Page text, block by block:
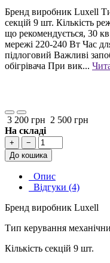
Бренд виробник Luxell
секцій 9 шт. Кількість
що рекомендується, 30
мережі 220-240 Вт Час
підлоговий Важливі
обігрівача При вик...
3 200 грн 2 500 грн
На складі
+
−
До кошика
Опис
Відгуки (4)
Бренд виробник Luxell
Тип керування
Кількість секцій 9 шт.